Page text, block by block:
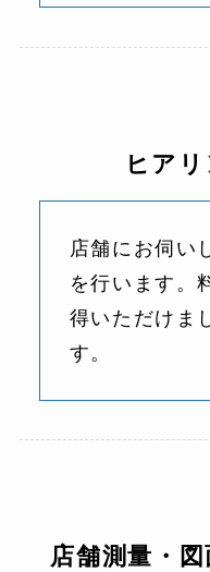
ヒア
店舗にお伺い
を行います。
得いただけま
す。
店舗測量・